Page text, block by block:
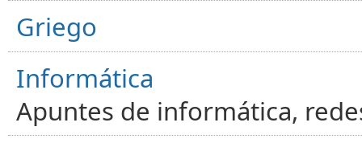
Griego
Informática
Apuntes de informática,